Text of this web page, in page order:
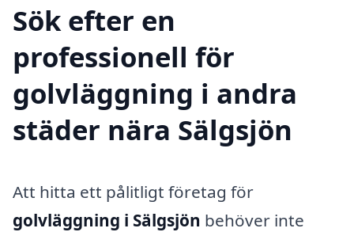
Sök efter en
professionell för
golvläggning i andra
städer nära Sälgsjön
Att hitta ett pålitligt företag för
golvläggning i Sälgsjön behöver inte